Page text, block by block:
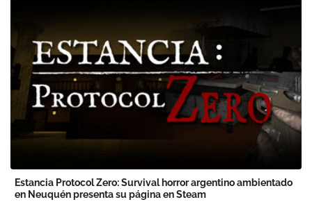
Estancia Protocol Zero: Survival horror argentino ambientado
en Neuquén presenta su página en Steam